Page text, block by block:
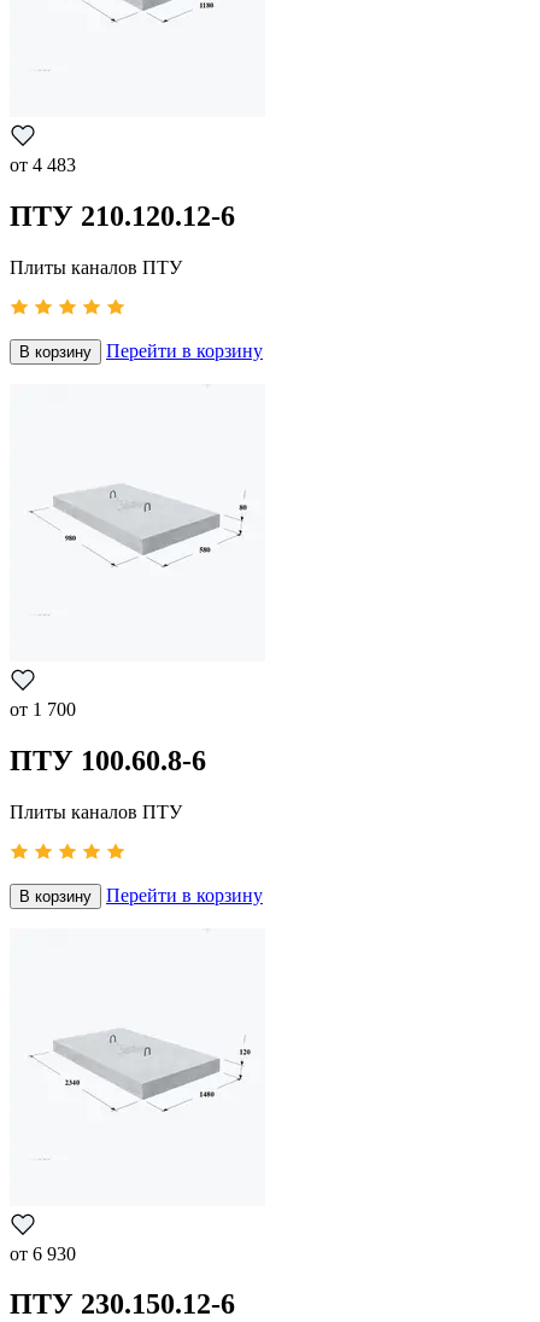
от 4 483
ПТУ 210.120.12-6
Плиты каналов ПТУ
В корзину Перейти в корзину
от 1 700
ПТУ 100.60.8-6
Плиты каналов ПТУ
В корзину Перейти в корзину
от 6 930
ПТУ 230.150.12-6